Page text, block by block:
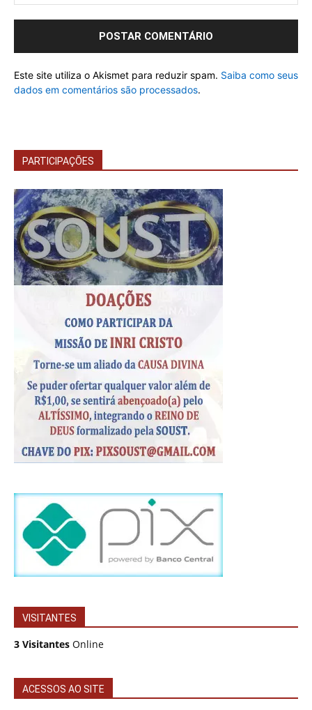
Este site utiliza o Akismet para reduzir spam. Saiba como seus
dados em comentários são processados.
PARTICIPAÇÕES
VISITANTES
3 Visitantes Online
ACESSOS AO SITE